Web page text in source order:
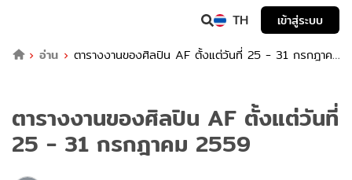
TH
เข้าสู่ระบบ
อ่าน
ตารางงานของศิลปิน AF ตั้งแต่วันที่ 25 - 31 กรกฎาคม
ตารางงานของศิลปิน AF ตั้งแต่วันที่
25 - 31 กรกฎาคม 2559